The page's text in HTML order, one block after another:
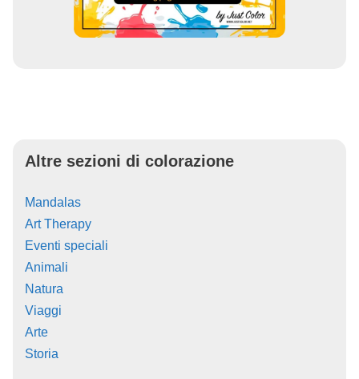
Altre sezioni di colorazione
Mandalas
Art Therapy
Eventi speciali
Animali
Natura
Viaggi
Arte
Storia